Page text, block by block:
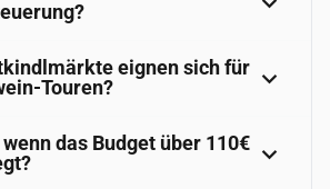
eignen sich für
Touren?
das Budget über 110€